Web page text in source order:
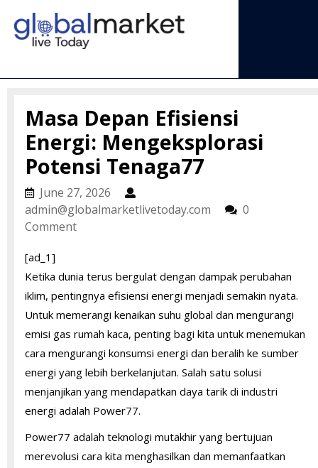
content
Menu
Masa Depan Efisiensi
Energi: Mengeksplorasi
Potensi Tenaga77
June 27, 2026 June
27,
admin@globalmarketlivetoday.com
0
Comment
[ad_1]
Ketika dunia terus bergulat dengan dampak perubahan
iklim, pentingnya efisiensi energi menjadi semakin nyata.
Untuk memerangi kenaikan suhu global dan mengurangi
emisi gas rumah kaca, penting bagi kita untuk menemukan
cara mengurangi konsumsi energi dan beralih ke sumber
energi yang lebih berkelanjutan. Salah satu solusi
menjanjikan yang mendapatkan daya tarik di industri
energi adalah Power77.
Power77 adalah teknologi mutakhir yang bertujuan
merevolusi cara kita menghasilkan dan memanfaatkan